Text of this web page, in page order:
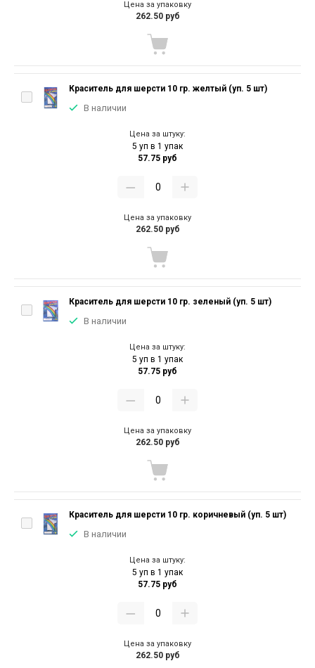
Цена за упаковку
262.50 руб
Краситель для шерсти 10 гр. желтый (уп. 5 шт)
В наличии
Цена за штуку:
5 уп в 1 упак
57.75 руб
Цена за упаковку
262.50 руб
Краситель для шерсти 10 гр. зеленый (уп. 5 шт)
В наличии
Цена за штуку:
5 уп в 1 упак
57.75 руб
Цена за упаковку
262.50 руб
Краситель для шерсти 10 гр. коричневый (уп. 5 шт)
В наличии
Цена за штуку:
5 уп в 1 упак
57.75 руб
Цена за упаковку
262.50 руб